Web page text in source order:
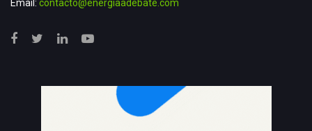
Email: contacto@energiaadebate.com